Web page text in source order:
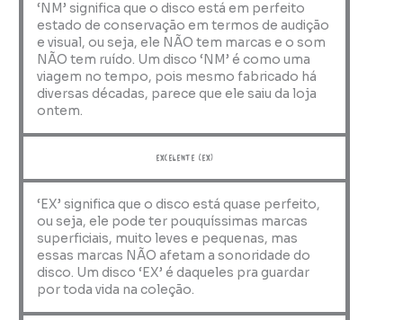
‘NM’ significa que o disco está em perfeito
estado de conservação em termos de audição
e visual, ou seja, ele NÃO tem marcas e o som
NÃO tem ruído. Um disco ‘NM’ é como uma
viagem no tempo, pois mesmo fabricado há
diversas décadas, parece que ele saiu da loja
ontem.
Excelente (EX)
‘EX’ significa que o disco está quase perfeito,
ou seja, ele pode ter pouquíssimas marcas
superficiais, muito leves e pequenas, mas
essas marcas NÃO afetam a sonoridade do
disco. Um disco ‘EX’ é daqueles pra guardar
por toda vida na coleção.